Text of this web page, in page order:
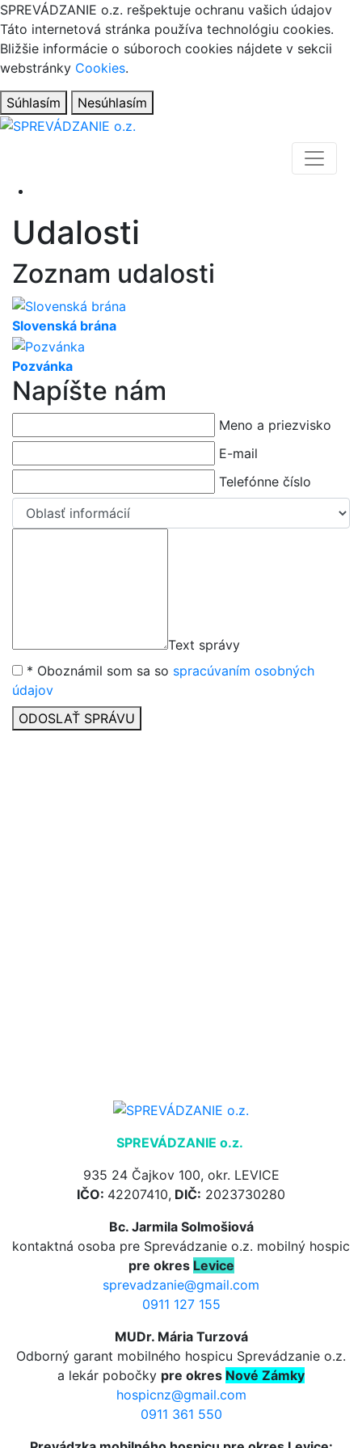
SPREVÁDZANIE o.z. rešpektuje ochranu vašich údajov
Táto internetová stránka používa technológiu cookies.
Bližšie informácie o súboroch cookies nájdete v sekcii
webstránky Cookies.
Súhlasím Nesúhlasím
Udalosti
Zoznam udalosti
Slovenská brána
Pozvánka
Napíšte nám
Meno a priezvisko
E-mail
Telefónne číslo
Text správy
* Oboznámil som sa so spracúvaním osobných
údajov
ODOSLAŤ SPRÁVU
SPREVÁDZANIE o.z.
935 24 Čajkov 100, okr. LEVICE
IČO: 42207410, DIČ: 2023730280
Bc. Jarmila Solmošiová
kontaktná osoba pre Sprevádzanie o.z. mobilný hospic
pre okres Levice
sprevadzanie@gmail.com
0911 127 155
MUDr. Mária Turzová
Odborný garant mobilného hospicu Sprevádzanie o.z.
a lekár pobočky pre okres Nové Zámky
hospicnz@gmail.com
0911 361 550